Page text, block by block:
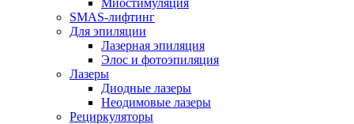
Миостимуляция
SMAS-лифтинг
Для эпиляции
Лазерная эпиляция
Элос и фотоэпиляция
Лазеры
Диодные лазеры
Неодимовые лазеры
Рециркуляторы